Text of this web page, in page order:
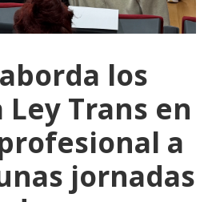
los
Trans en
a
jornadas